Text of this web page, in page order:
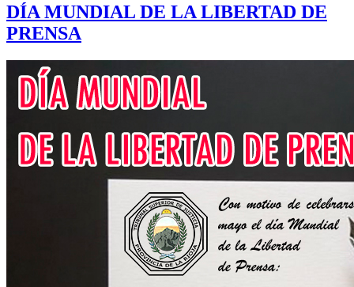
DÍA MUNDIAL DE LA LIBERTAD DE
PRENSA